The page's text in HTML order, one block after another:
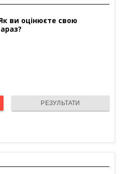
ви оцінюєте свою
РЕЗУЛЬТАТИ